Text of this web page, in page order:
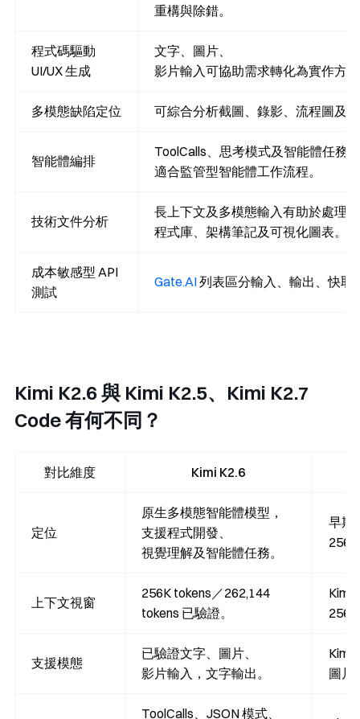
重構與除錯。
程式碼驅動
UI/UX 生成
文字、圖片、
影片輸入可協助需求轉化為實作方
多模態缺陷定位 可綜合分析截圖、錄影、流程圖及
智能體編排
ToolCalls、思考模式及智能體任務
適合監管型智能體工作流程。
技術文件分析
長上下文及多模態輸入有助於處理
程式庫、架構筆記及可視化圖表。
成本敏感型 API
測試
Gate.AI列表區分輸入、輸出、快取
Kimi K2.6 與 Kimi K2.5、Kimi K2.7
Code 有何不同？
對比維度 Kimi K2.6
定位
原生多模態智能體模型，
支援程式開發、
視覺理解及智能體任務。
早期
上下文視窗
256K tokens／262,144
tokens 已驗證。
Kimi
支援模態
已驗證文字、圖片、
影片輸入，文字輸出。
Kimi
圖片
ToolCalls、JSON 模式、